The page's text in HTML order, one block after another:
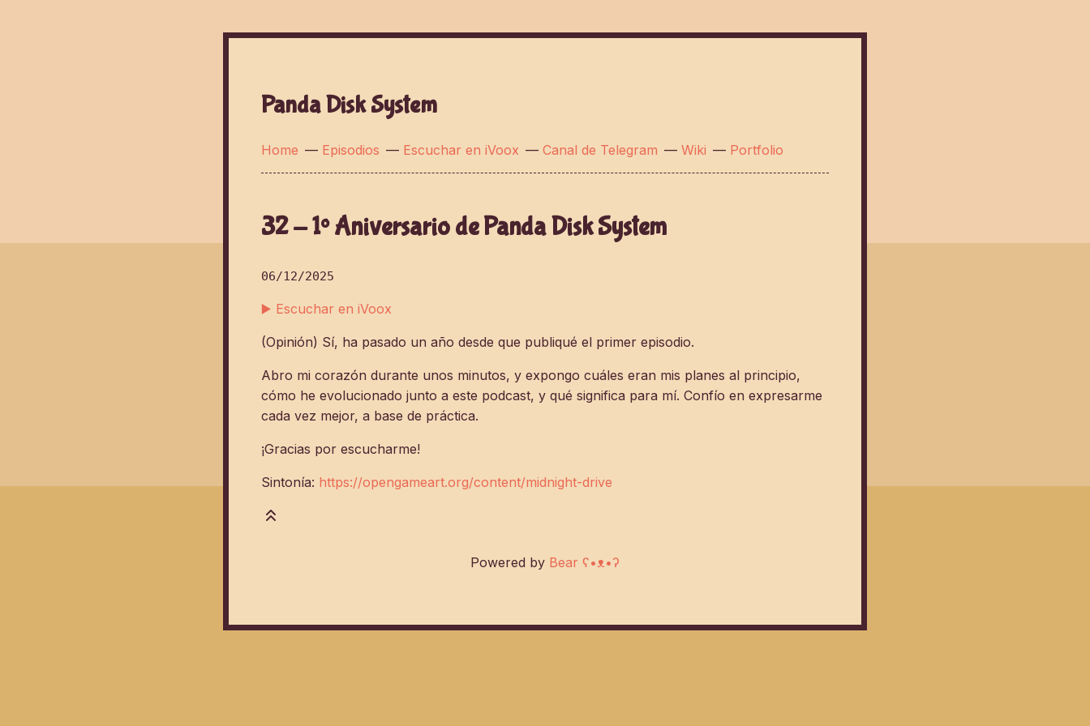
Panda Disk System
Home — Episodios — Escuchar en iVoox — Canal de Telegram — Wiki — Portfolio
32 - 1º Aniversario de Panda Disk System
06/12/2025
▶️ Escuchar en iVoox
(Opinión) Sí, ha pasado un año desde que publiqué el primer episodio.
Abro mi corazón durante unos minutos, y expongo cuáles eran mis planes al principio,
cómo he evolucionado junto a este podcast, y qué significa para mí. Confío en expresarme
cada vez mejor, a base de práctica.
¡Gracias por escucharme!
Sintonía: https://opengameart.org/content/midnight-drive
Powered by Bear ʕ•ᴥ•ʔ